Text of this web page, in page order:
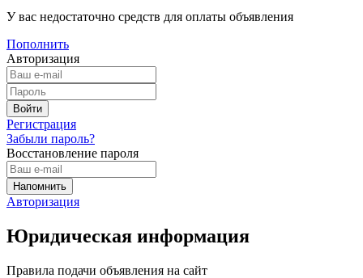
У вас недостаточно средств для оплаты объявления
Пополнить
Авторизация
Регистрация
Забыли пароль?
Восстановление пароля
Авторизация
Юридическая информация
Правила подачи объявления на сайт